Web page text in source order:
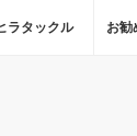
ム
ラタックル お勧